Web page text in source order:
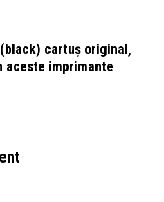
(black) cartuș original,
imprimante